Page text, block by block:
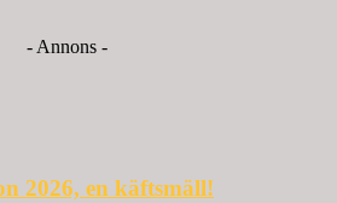
- Annons -
2026, en käftsmäll!